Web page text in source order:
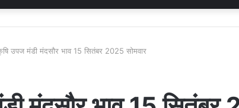
उपज मंडी मंदसौर भाव 15 सितंबर 2025 सोमवार